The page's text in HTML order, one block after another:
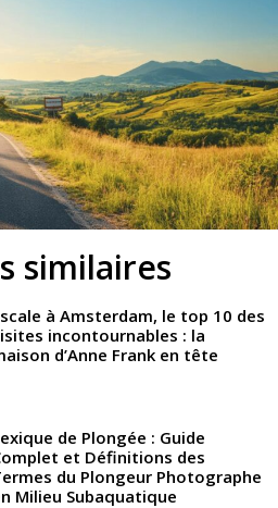
similaires
à Amsterdam, le top 10 des
incontournables : la
d’Anne Frank en tête
de Plongée : Guide
et Définitions des
du Plongeur Photographe
Milieu Subaquatique